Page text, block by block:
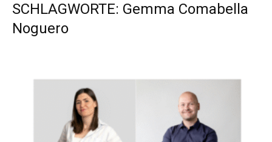
SCHLAGWORTE: Gemma Comabella
Noguero